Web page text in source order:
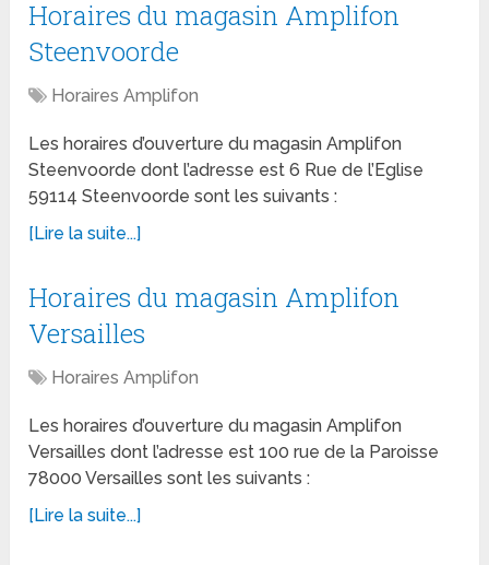
Horaires du magasin Amplifon
Steenvoorde
Horaires Amplifon
Les horaires d’ouverture du magasin Amplifon
Steenvoorde dont l’adresse est 6 Rue de l’Eglise
59114 Steenvoorde sont les suivants :
[Lire la suite...]
Horaires du magasin Amplifon
Versailles
Horaires Amplifon
Les horaires d’ouverture du magasin Amplifon
Versailles dont l’adresse est 100 rue de la Paroisse
78000 Versailles sont les suivants :
[Lire la suite...]